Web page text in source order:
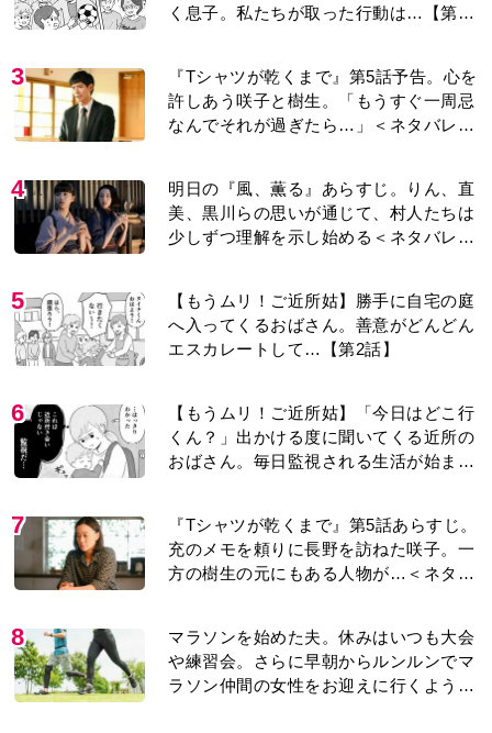
く息子。私たちが取った行動は…【第3
3
『Tシャツが乾くまで』第5話予告。心を
許しあう咲子と樹生。「もうすぐ一周忌
なんでそれが過ぎたら…」＜ネタバレあ
4
明日の『風、薫る』あらすじ。りん、直
美、黒川らの思いが通じて、村人たちは
少しずつ理解を示し始める＜ネタバレあ
5
【もうムリ！ご近所姑】勝手に自宅の庭
へ入ってくるおばさん。善意がどんどん
エスカレートして…【第2話】
6
【もうムリ！ご近所姑】「今日はどこ行
くん？」出かける度に聞いてくる近所の
おばさん。毎日監視される生活が始ま
7
『Tシャツが乾くまで』第5話あらすじ。
充のメモを頼りに長野を訪ねた咲子。一
方の樹生の元にもある人物が…＜ネタバ
8
マラソンを始めた夫。休みはいつも大会
や練習会。さらに早朝からルンルンでマ
ラソン仲間の女性をお迎えに行くように